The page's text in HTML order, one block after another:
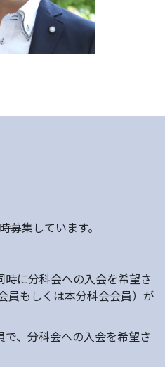
募集しています。
に分科会への入会を希望さ
員もしくは本分科会会員）が
、分科会への入会を希望さ